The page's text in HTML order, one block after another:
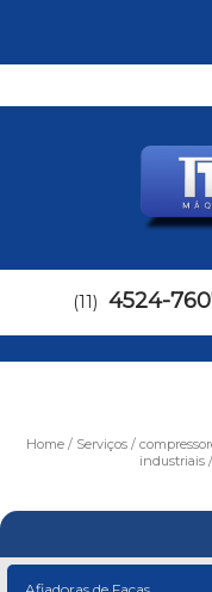
(11) 4524-
Home Serviços
industriais